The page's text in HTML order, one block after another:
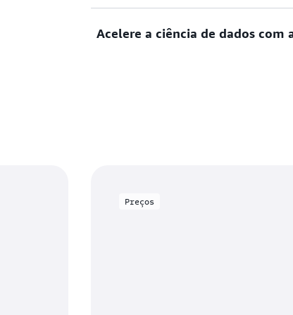
para criar pipelines de dados de
Acelere a ciência de dados com
Preços